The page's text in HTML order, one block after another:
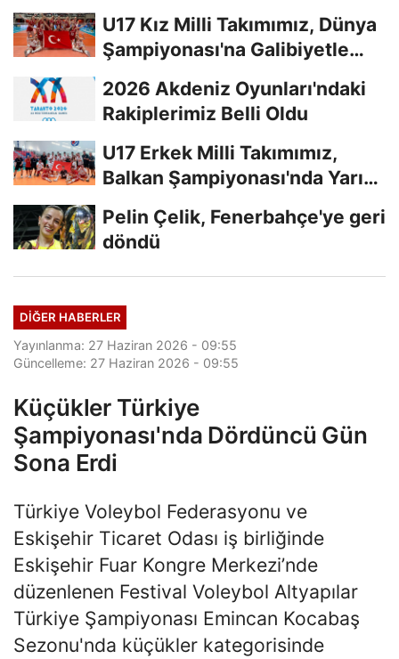
U17 Kız Milli Takımımız, Dünya
Şampiyonası'na Galibiyetle
2026 Akdeniz Oyunları'ndaki
Rakiplerimiz Belli Oldu
U17 Erkek Milli Takımımız,
Balkan Şampiyonası'nda Yarı
Pelin Çelik, Fenerbahçe'ye geri
döndü
DIĞER HABERLER
Yayınlanma: 27 Haziran 2026 - 09:55
Güncelleme: 27 Haziran 2026 - 09:55
Küçükler Türkiye
Şampiyonası'nda Dördüncü Gün
Sona Erdi
Türkiye Voleybol Federasyonu ve
Eskişehir Ticaret Odası iş birliğinde
Eskişehir Fuar Kongre Merkezi’nde
düzenlenen Festival Voleybol Altyapılar
Türkiye Şampiyonası Emincan Kocabaş
Sezonu'nda küçükler kategorisinde